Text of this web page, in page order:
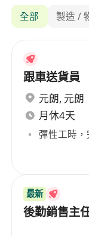
全部 製造 /
跟車送貨員
元朗, 元朗
月休4天
彈性工時
最新
後勤銷售主